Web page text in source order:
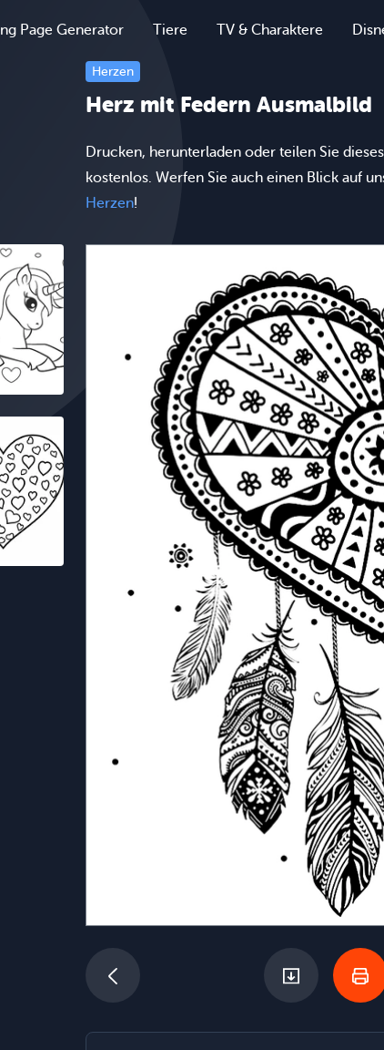
Page Generator Tiere TV & Charaktere
Herzen
Herz mit Federn Ausmalbild
Drucken, herunterladen oder teilen Sie
kostenlos. Werfen Sie auch einen Blick auf
Herzen!